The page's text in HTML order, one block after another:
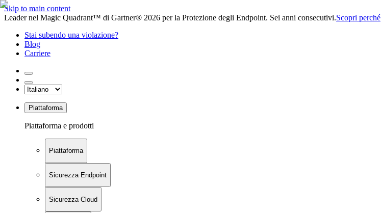
Skip to main content
Leader nel Magic Quadrant™ di Gartner® 2026 per la Protezione degli Endpoint. Sei anni consecutivi.Scopri perché
Stai subendo una violazione?
Blog
Carriere
Piattaforma
Piattaforma e prodotti
Piattaforma
Sicurezza Endpoint
Sicurezza Cloud